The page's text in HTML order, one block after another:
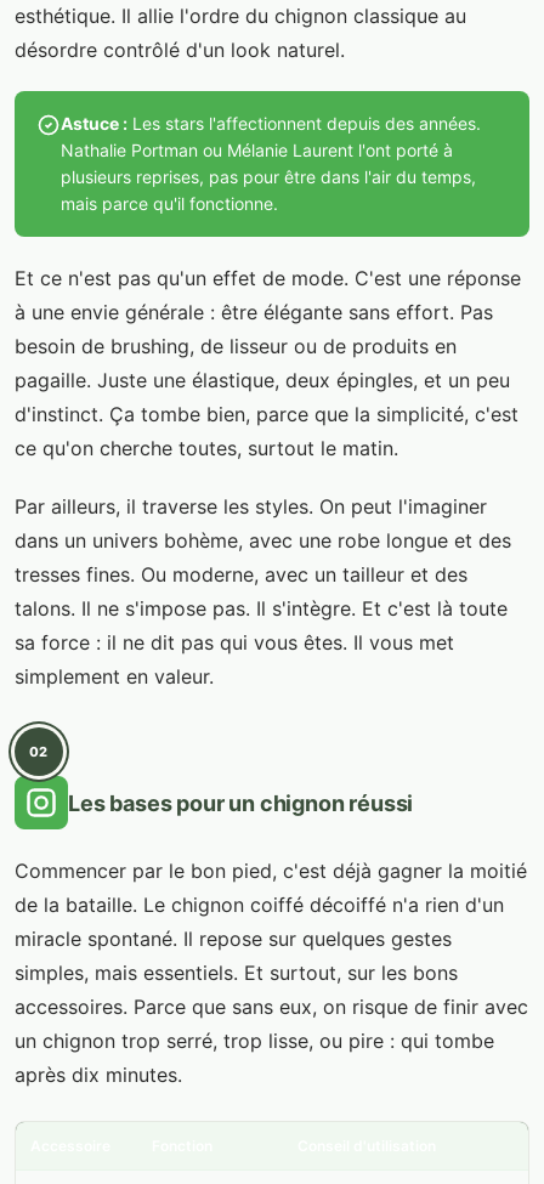
esthétique. Il allie l'ordre du chignon classique au
désordre contrôlé d'un look naturel.
Astuce : Les stars l'affectionnent depuis des années.
Nathalie Portman ou Mélanie Laurent l'ont porté à
plusieurs reprises, pas pour être dans l'air du temps,
mais parce qu'il fonctionne.
Et ce n'est pas qu'un effet de mode. C'est une réponse
à une envie générale : être élégante sans effort. Pas
besoin de brushing, de lisseur ou de produits en
pagaille. Juste une élastique, deux épingles, et un peu
d'instinct. Ça tombe bien, parce que la simplicité, c'est
ce qu'on cherche toutes, surtout le matin.
Par ailleurs, il traverse les styles. On peut l'imaginer
dans un univers bohème, avec une robe longue et des
tresses fines. Ou moderne, avec un tailleur et des
talons. Il ne s'impose pas. Il s'intègre. Et c'est là toute
sa force : il ne dit pas qui vous êtes. Il vous met
simplement en valeur.
02
Les bases pour un chignon réussi
Commencer par le bon pied, c'est déjà gagner la moitié
de la bataille. Le chignon coiffé décoiffé n'a rien d'un
miracle spontané. Il repose sur quelques gestes
simples, mais essentiels. Et surtout, sur les bons
accessoires. Parce que sans eux, on risque de finir avec
un chignon trop serré, trop lisse, ou pire : qui tombe
après dix minutes.